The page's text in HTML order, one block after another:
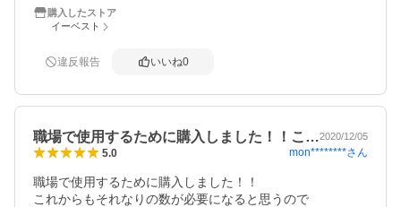
購入したストア
イーベスト
違反報告 いいね0
職場で使用するために購入しました！！こ…2020/12/05
5.0 mon********さん
職場で使用するために購入しました！！
これからもそれなりの数が必要になると思うので